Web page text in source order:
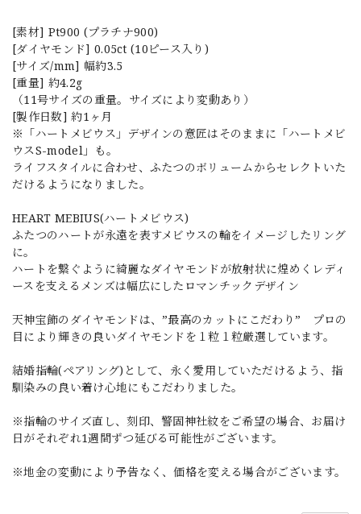
[素材] Pt900 (プラチナ900)
[ダイヤモンド] 0.05ct (10ピース入り)
[サイズ/mm] 幅約3.5
[重量] 約4.2g
（11号サイズの重量。サイズにより変動あり）
[製作日数] 約1ヶ月
※「ハートメビウス」デザインの意匠はそのままに「ハートメビ
ウスS-model」も。
ライフスタイルに合わせ、ふたつのボリュームからセレクトいた
だけるようになりました。
HEART MEBIUS(ハートメビウス)
ふたつのハートが永遠を表すメビウスの輪をイメージしたリング
に。
ハートを繋ぐように綺麗なダイヤモンドが放射状に煌めくレディ
ースを支えるメンズは幅広にしたロマンチックデザイン
天神宝飾のダイヤモンドは、”最高のカットにこだわり” プロの
目により輝きの良いダイヤモンドを１粒１粒厳選しています。
結婚指輪(ペアリング)として、永く愛用していただけるよう、指
馴染みの良い着け心地にもこだわりました。
※指輪のサイズ直し、刻印、警固神社紋をご希望の場合、お届け
日がそれぞれ1週間ずつ延びる可能性がございます。
※地金の変動により予告なく、価格を変える場合がございます。